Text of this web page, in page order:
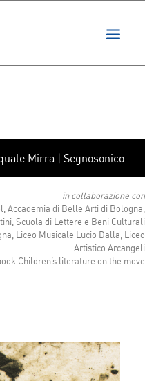
Mirra | Segnosonico
in collaborazione con
Accademia di Belle Arti di Bologna,
Scuola di Lettere e Beni Culturali
Liceo Musicale Lucio Dalla, Liceo
Artistico Arcangeli
Children’s literature on the move